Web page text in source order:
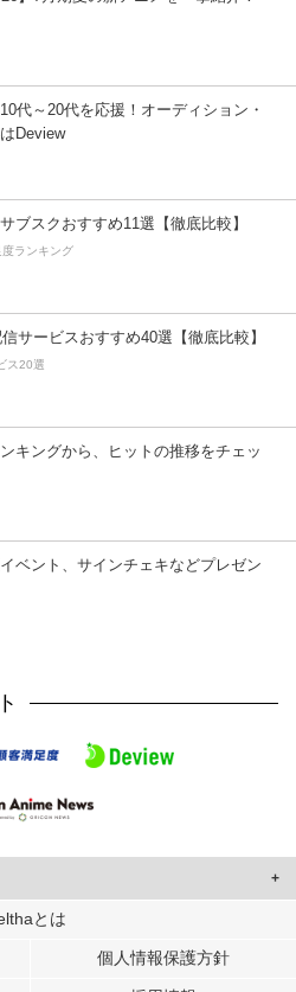
代～20代を応援！オーディション・
Deview
ブスクおすすめ11選【徹底比較】
ランキング
サービスおすすめ40選【徹底比較】
ス20選
キングから、ヒットの推移をチェッ
ベント、サインチェキなどプレゼン
ユーザーに合わせたコンテンツや広告の
とは
個人情報保護方針